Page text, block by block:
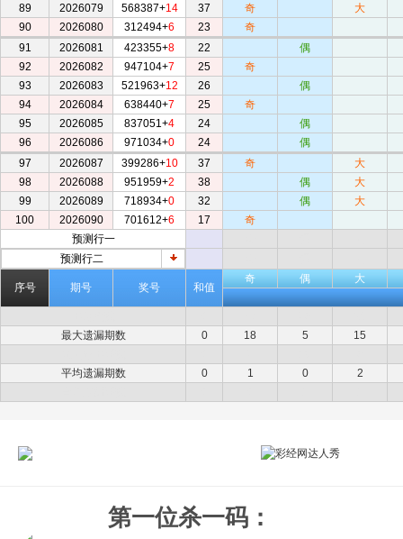
89
2026079 568387+14 37 奇
大
90
2026080 312494+6 23
奇
91
2026081 423355+8 22
偶
92
2026082 947104+7 25
奇
93
2026083 521963+12 26
偶
94
2026084 638440+7 25
奇
95
2026085 837051+4 24
偶
96
2026086 971034+0 24
偶
97
2026087 399286+10 37 奇
大
98
2026088 951959+2 38 偶
大
99
2026089 718934+0 32 偶
大
100
2026090 701612+6 17
奇
预测行一
预测行二
序号 期号 奖号 和值
奇 偶 大
最大遗漏期数
0 18 5
15
平均遗漏期数
0 1 0
2
第一位杀一码：